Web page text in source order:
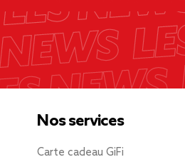
Nos services
Carte cadeau GiFi